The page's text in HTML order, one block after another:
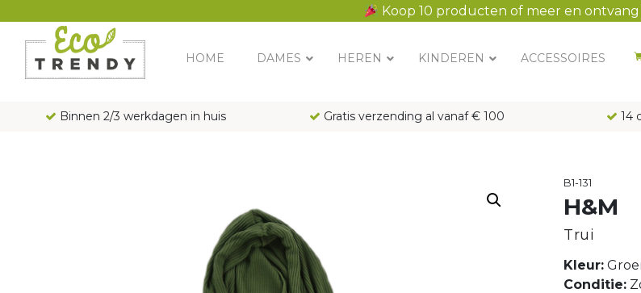
Koop 10 producten of meer en ontvang
Main Navigation
HOME DAMES HEREN KINDEREN ACCESSOIRES
Binnen 2/3 werkdagen in huis Gratis verzending al vanaf € 100 14
B1-131
H&M
Trui
Kleur:
Conditie: